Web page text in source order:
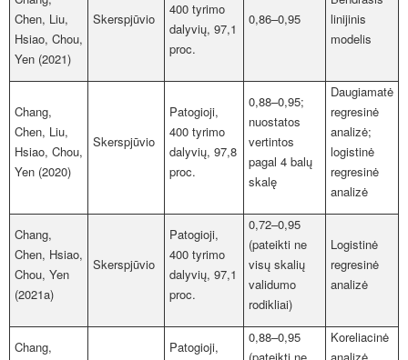
Chen, Liu,
Hsiao, Chou,
Yen (2021)
Skerspjūvio
400 tyrimo
dalyvių, 97,1
proc.
0,86–0,95
linijinis
modelis
Chang,
Chen, Liu,
Hsiao, Chou,
Yen (2020)
Skerspjūvio
Patogioji,
400 tyrimo
dalyvių, 97,8
proc.
0,88–0,95;
nuostatos
vertintos
pagal 4 balų
skalę
Daugiamatė
regresinė
analizė;
logistinė
regresinė
analizė
Chang,
Chen, Hsiao,
Chou, Yen
(2021a)
Skerspjūvio
Patogioji,
400 tyrimo
dalyvių, 97,1
proc.
0,72–0,95
(pateikti ne
visų skalių
validumo
rodikliai)
Logistinė
regresinė
analizė
Chang,
Patogioji,
0,88–0,95
Koreliacinė